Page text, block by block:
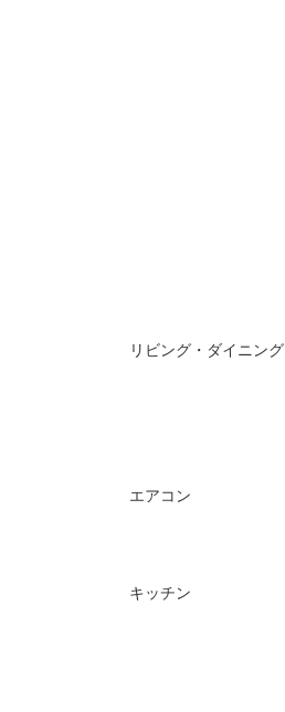
リビング・ダイニング
エアコン
キッチン